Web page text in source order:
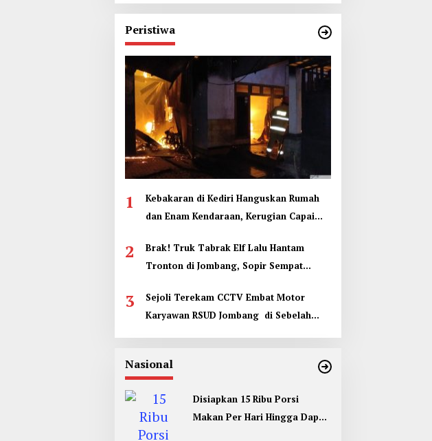
Peristiwa
1
Kebakaran di Kediri Hanguskan Rumah
dan Enam Kendaraan, Kerugian Capai
2
Brak! Truk Tabrak Elf Lalu Hantam
Tronton di Jombang, Sopir Sempat
3
Sejoli Terekam CCTV Embat Motor
Karyawan RSUD Jombang di Sebelah
Nasional
Disiapkan 15 Ribu Porsi
Makan Per Hari Hingga Dapur